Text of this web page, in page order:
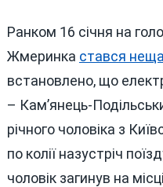
Ранком 16 січня на
Жмеринка стався
встановлено, що
– Кам’янець-
річного чоловіка з
по колії назустріч
чоловік загинув на